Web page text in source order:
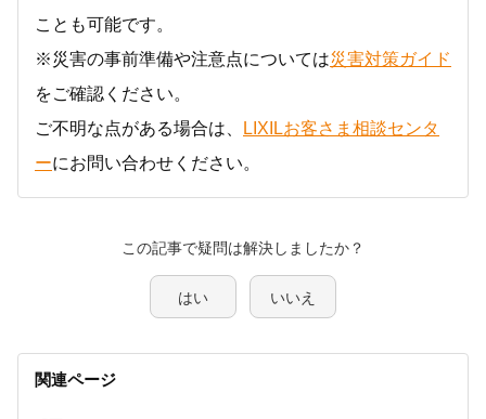
ことも可能です。
※災害の事前準備や注意点については災害対策ガイド
をご確認ください。
ご不明な点がある場合は、
LIXILお客さま相談センタ
ーにお問い合わせください。
この記事で疑問は解決しましたか？
はい いいえ
関連ページ